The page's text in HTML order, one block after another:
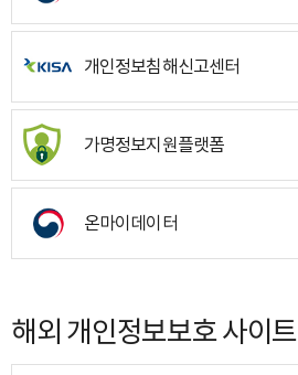
개인정보침해신고센터
가명정보지원플랫폼
온마이데이터
해외 개인정보보호 사이트